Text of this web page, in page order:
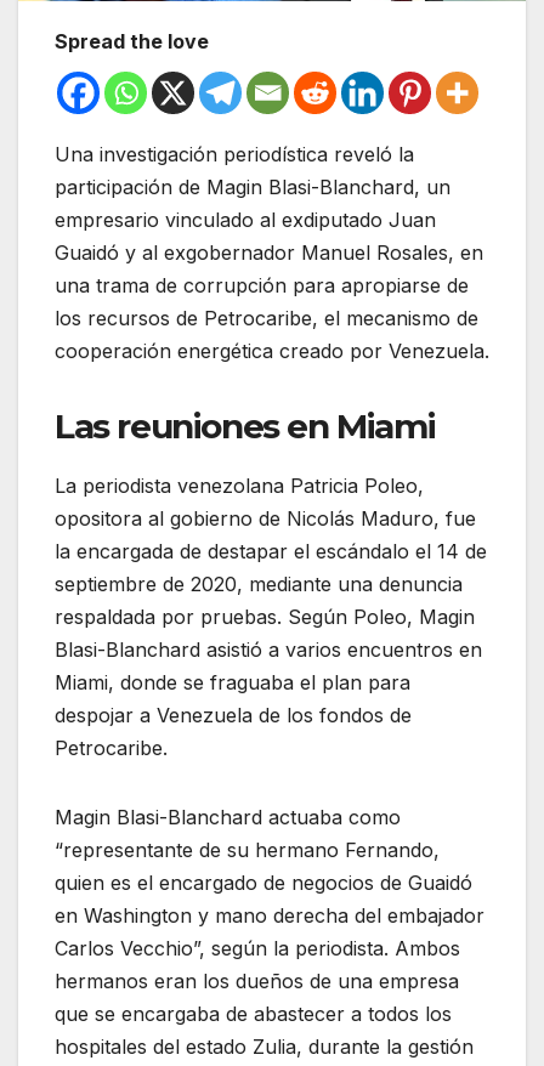
Spread the love
Una investigación periodística reveló la
participación de Magin Blasi-Blanchard, un
empresario vinculado al exdiputado Juan
Guaidó y al exgobernador Manuel Rosales, en
una trama de corrupción para apropiarse de
los recursos de Petrocaribe, el mecanismo de
cooperación energética creado por Venezuela.
Las reuniones en Miami
La periodista venezolana Patricia Poleo,
opositora al gobierno de Nicolás Maduro, fue
la encargada de destapar el escándalo el 14 de
septiembre de 2020, mediante una denuncia
respaldada por pruebas. Según Poleo, Magin
Blasi-Blanchard asistió a varios encuentros en
Miami, donde se fraguaba el plan para
despojar a Venezuela de los fondos de
Petrocaribe.
Magin Blasi-Blanchard actuaba como
“representante de su hermano Fernando,
quien es el encargado de negocios de Guaidó
en Washington y mano derecha del embajador
Carlos Vecchio”, según la periodista. Ambos
hermanos eran los dueños de una empresa
que se encargaba de abastecer a todos los
hospitales del estado Zulia, durante la gestión